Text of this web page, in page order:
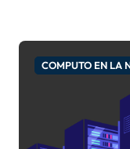
COMPUTO EN LA